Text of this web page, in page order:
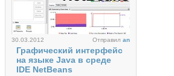
предназначенная для
«physical computing» с
открытым программным
кодом, построенная на
простой печатной плате с
современной средой для
написания программного
30.03.2012 Отправил an
Графический интерфейс
на языке Java в среде
IDE NetBeans